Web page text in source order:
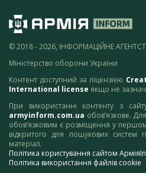
© 2018 - 2026, ІНФОРМАЦІЙНЕ
Міністерство оборони України
Контент доступний за ліцензією
International license якщо не
При використанні контенту з
armyinform.com.ua обов’язкове.
обов’язковим є розміщення у
відкритого для пошукових систем
матеріал.
Політика користування сайтом
Політика використання файлів cookie